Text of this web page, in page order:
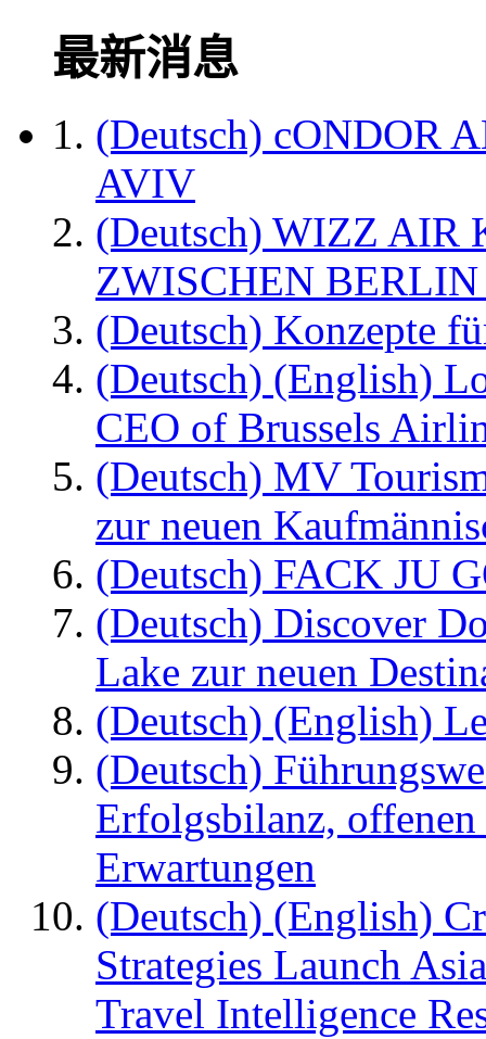
最新消息
(Deutsch) cONDOR
AVIV
(Deutsch) WIZZ AIR
ZWISCHEN
(Deutsch) Konzepte
(Deutsch) (English)
CEO of Brussels
(Deutsch) MV
zur neuen
(Deutsch) FACK JU
(Deutsch) Discover
Lake zur neuen
(Deutsch) (English)
(Deutsch)
Erfolgsbilanz,
Erwartungen
(Deutsch) (English)
Strategies Launch
Travel Intelligence